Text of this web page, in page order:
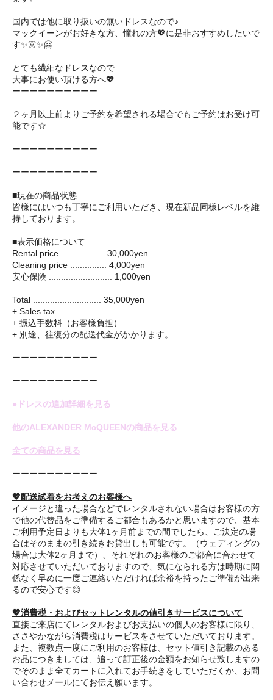
国内では他に取り扱いの無いドレスなので♪
マックイーンがお好きな方、憧れの方💖に是非おすすめしたいで
す✨👗✨🤗 ㅤㅤ
とても繊細なドレスなので
大事にお使い頂ける方へ💖
ーーーーーーーーーー
２ヶ月以上前よりご予約を希望される場合でもご予約はお受け可
能です☆
ーーーーーーーーーー
ーーーーーーーーーー
■現在の商品状態
皆様にはいつも丁寧にご利用いただき、現在新品同様レベルを維
持しております。
■表示価格について
Rental price .................. 30,000yen
Cleaning price ............... 4,000yen
安心保険 .......................... 1,000yen
Total ............................ 35,000yen
+ Sales tax
+ 振込手数料（お客様負担）
+ 別途、往復分の配送代金がかかります。
ーーーーーーーーーー
ーーーーーーーーーー
●ドレスの追加詳細を見る
他のALEXANDER McQUEENの商品を見る
全ての商品を見る
ーーーーーーーーーー
💖配送試着をお考えのお客様へ
イメージと違った場合などでレンタルされない場合はお客様の方
で他の代替品をご準備するご都合もあるかと思いますので、基本
ご利用予定日よりも大体1ヶ月前までの間でしたら、ご決定の場
合はそのままの引き続きお貸出しも可能です。（ウェディングの
場合は大体2ヶ月まで）、それぞれのお客様のご都合に合わせて
対応させていただいておりますので、気になられる方は時期に関
係なく早めに一度ご連絡いただければ余裕を持ったご準備が出来
るので安心です😊
💖消費税・およびセットレンタルの値引きサービスについて
直接ご来店にてレンタルおよびお支払いの個人のお客様に限り、
ささやかながら消費税はサービスをさせていただいております。
また、複数点一度にご利用のお客様は、セット値引き記載のある
お品につきましては、追って訂正後の金額をお知らせ致しますの
でそのまま全てカートに入れてお手続きをしていただくか、お問
い合わせメールにてお伝え願います。